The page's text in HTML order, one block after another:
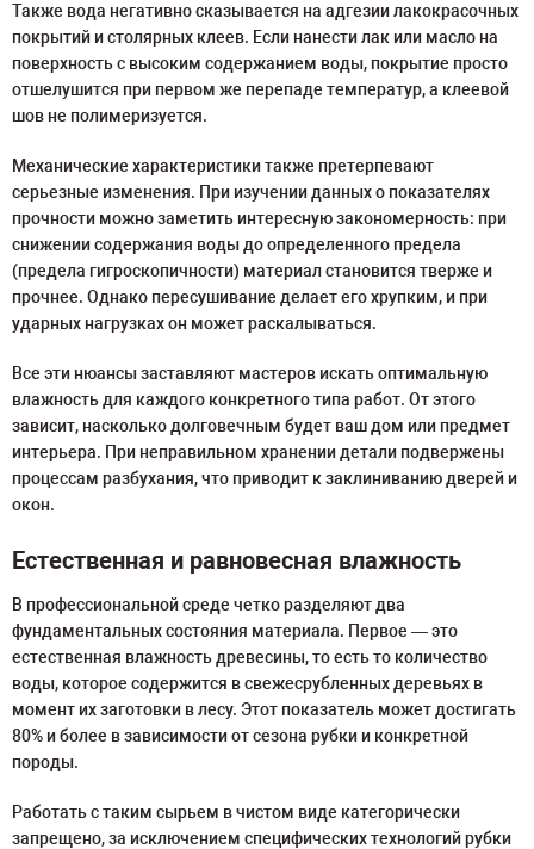
Также вода негативно сказывается на адгезии лакокрасочных
покрытий и столярных клеев. Если нанести лак или масло на
поверхность с высоким содержанием воды, покрытие просто
отшелушится при первом же перепаде температур, а клеевой
шов не полимеризуется.
Механические характеристики также претерпевают
серьезные изменения. При изучении данных о показателях
прочности можно заметить интересную закономерность: при
снижении содержания воды до определенного предела
(предела гигроскопичности) материал становится тверже и
прочнее. Однако пересушивание делает его хрупким, и при
ударных нагрузках он может раскалываться.
Все эти нюансы заставляют мастеров искать оптимальную
влажность для каждого конкретного типа работ. От этого
зависит, насколько долговечным будет ваш дом или предмет
интерьера. При неправильном хранении детали подвержены
процессам разбухания, что приводит к заклиниванию дверей и
окон.
Естественная и равновесная влажность
В профессиональной среде четко разделяют два
фундаментальных состояния материала. Первое — это
естественная влажность древесины, то есть то количество
воды, которое содержится в свежесрубленных деревьях в
момент их заготовки в лесу. Этот показатель может достигать
80% и более в зависимости от сезона рубки и конкретной
породы.
Работать с таким сырьем в чистом виде категорически
запрещено, за исключением специфических технологий рубки